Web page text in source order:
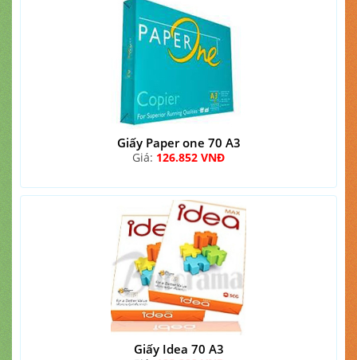
Giấy Paper one 70 A3
Giá: 126.852 VNĐ
Giấy Idea 70 A3